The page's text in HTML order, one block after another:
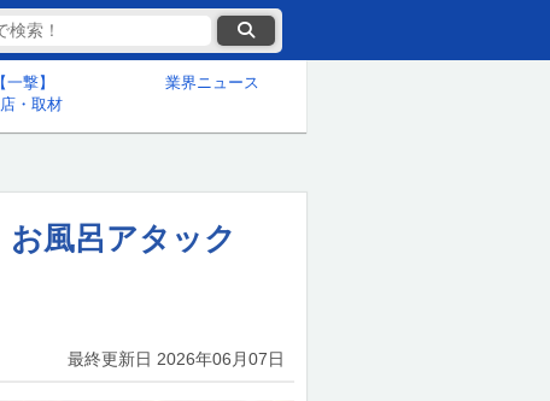
【一撃】
・取材
業界ニュース
お風呂アタック
最終更新日 2026年06月07日